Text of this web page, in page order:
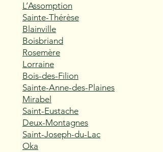
L’Assomption
Sainte-Thérèse
Blainville
Boisbriand
Rosemère
Lorraine
Bois-des-Filion
Sainte-Anne-des-Plaines
Mirabel
Saint-Eustache
Deux-Montagnes
Saint-Joseph-du-Lac
Oka